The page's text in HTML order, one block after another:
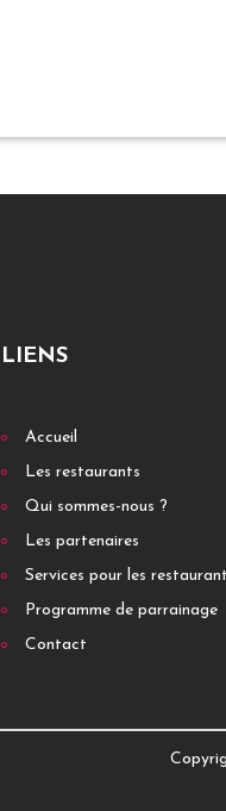
LIENS
Accueil
Les restaurants
Qui sommes-nous ?
Les partenaires
Services pour les
Programme de parrainage
Contact